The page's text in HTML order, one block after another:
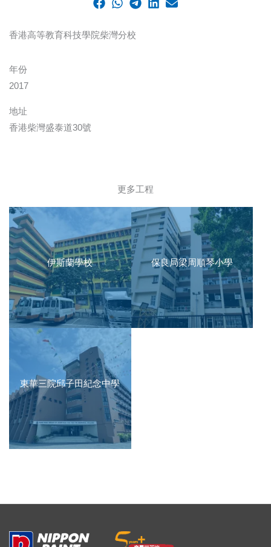
香港高等教育科技學院柴灣分校
年份
2017
地址
香港柴灣盛泰道30號
更多工程
伊斯蘭學校 保良局梁周順琴小學
東華三院邱子田紀念中學